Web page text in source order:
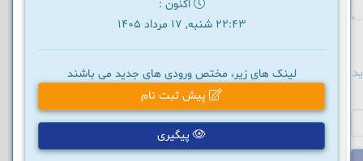
اکنون :
22:43 شنبه, 17 مرداد 1405
لینک های زیر، مختص ورودی های جدید می باشند
پیش ثبت نام
پیگیری